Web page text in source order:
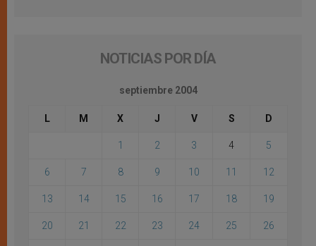
NOTICIAS POR DÍA
septiembre 2004
L M X J V S D
1 2 3 4 5
6 7 8 9 10 11 12
13 14 15 16 17 18 19
20 21 22 23 24 25 26